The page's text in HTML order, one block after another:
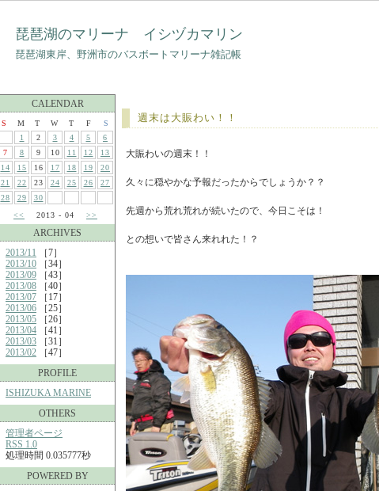
琵琶湖のマリーナ イシヅカマリン
琵琶湖東岸、野洲市のバスボートマリーナ雑記帳
CALENDAR
S M T W T F
S
1
2 3 4 5
6
7
8 9 10 11 12
13
14
15 16 17 18 19
20
21
22 23 24 25 26
27
28
29
30
<<
2013 - 04 >>
ARCHIVES
2013/11 ［7］
2013/10 ［34］
2013/09 ［43］
2013/08 ［40］
2013/07 ［17］
2013/06 ［25］
2013/05 ［26］
2013/04 ［41］
2013/03 ［31］
2013/02 ［47］
PROFILE
ISHIZUKA MARINE
OTHERS
管理者ページ
RSS 1.0
処理時間 0.035777秒
POWERED BY
週末は大賑わい！！
大賑わいの週末！！
久々に穏やかな予報だったからでしょうか？？
先週から荒れ荒れが続いたので、今日こそは！
との想いで皆さん来れれた！？